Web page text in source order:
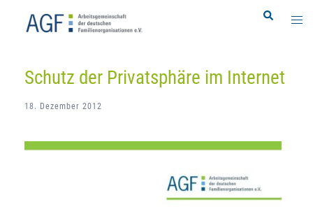
Search
Schutz der Privatsphäre im Internet
18. Dezember 2012